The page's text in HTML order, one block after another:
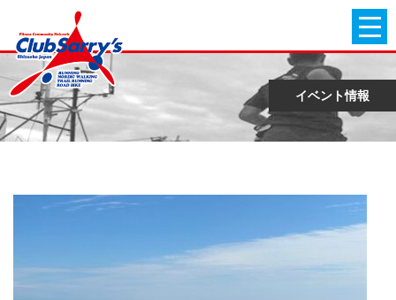
イベント情報